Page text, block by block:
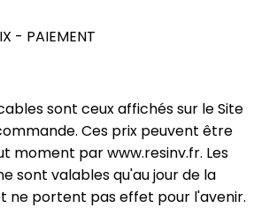
- PAIEMENT
sont ceux affichés sur le Site
Ces prix peuvent être
moment par www.resinv.fr. Les
sont valables qu'au jour de la
ne portent pas effet pour l'avenir.